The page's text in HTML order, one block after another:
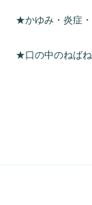
★かゆみ・炎症・
★口の中のねば